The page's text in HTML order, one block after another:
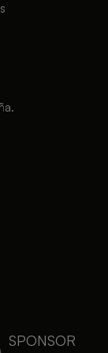
SPONSOR